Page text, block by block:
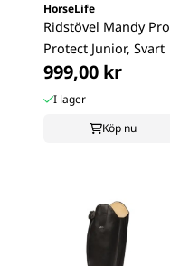
HorseLife
Ridstövel Mandy Pro
Protect Junior, Svart
999,00 kr
I lager
Köp nu